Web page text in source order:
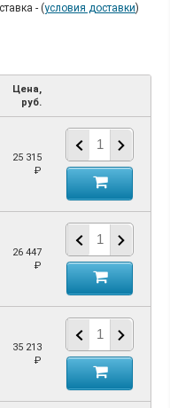
- (условия доставки)
Цена,
руб.
25 315
₽
26 447
₽
35 213
₽